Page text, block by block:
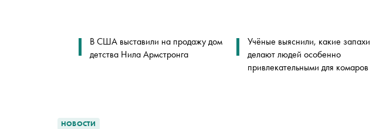
В США выставили на продажу дом
детства Нила Армстронга
Учёные выяснили, какие запахи
делают людей особенно
привлекательными для комаров
НОВОСТИ